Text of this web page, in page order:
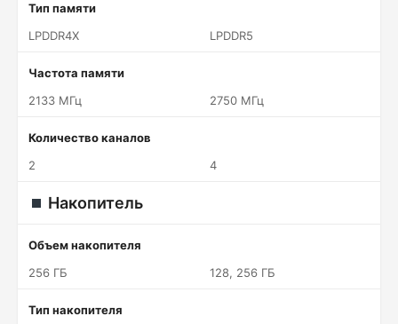
Тип памяти
LPDDR4X
LPDDR5
Частота памяти
2133 МГц
2750 МГц
Количество каналов
2
4
Накопитель
Объем накопителя
256 ГБ
128, 256 ГБ
Тип накопителя